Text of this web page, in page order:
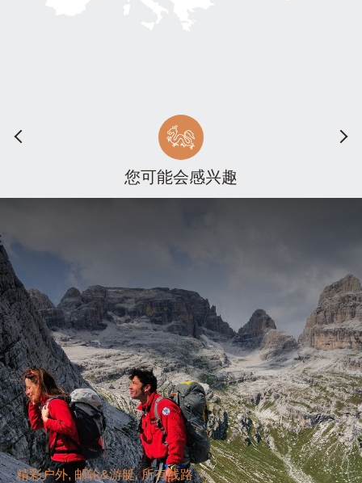
您可能会感兴趣
精彩户外, 邮轮&游艇, 所有线路